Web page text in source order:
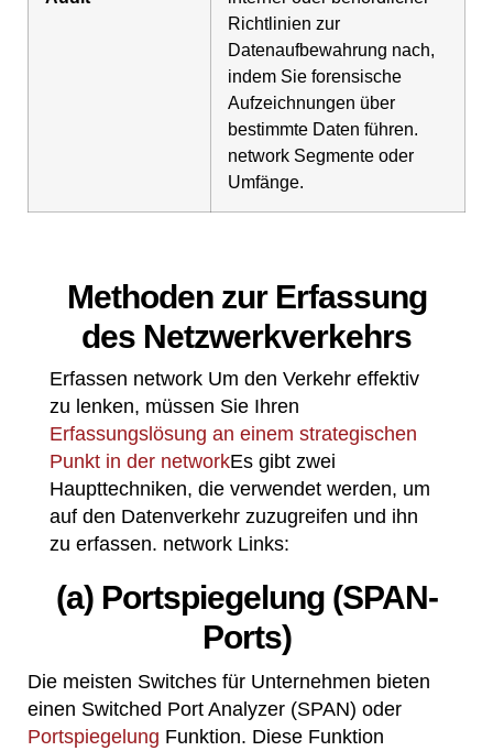
Richtlinien zur
Datenaufbewahrung nach,
indem Sie forensische
Aufzeichnungen über
bestimmte Daten führen.
network Segmente oder
Umfänge.
Methoden zur Erfassung
des Netzwerkverkehrs
Erfassen network Um den Verkehr effektiv
zu lenken, müssen Sie Ihren
Erfassungslösung an einem strategischen
Punkt in der networkEs gibt zwei
Haupttechniken, die verwendet werden, um
auf den Datenverkehr zuzugreifen und ihn
zu erfassen. network Links:
(a) Portspiegelung (SPAN-
Ports)
Die meisten Switches für Unternehmen bieten
einen Switched Port Analyzer (SPAN) oder
Portspiegelung Funktion. Diese Funktion